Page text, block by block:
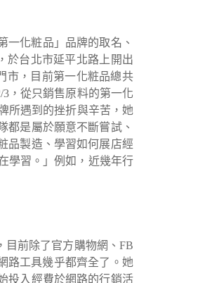
一化粧品」品牌的取名、
於台北市延平北路上開出
市，目前第一化粧品總共
，從只銷售原料的第一化
所遇到的挫折與辛苦，她
都是屬於願意不斷嘗試、
品製造、學習如何展店經
學習。」例如，近幾年行
目前除了官方購物網、FB
路工具幾乎都齊全了。她
投入經費於網路的行銷活